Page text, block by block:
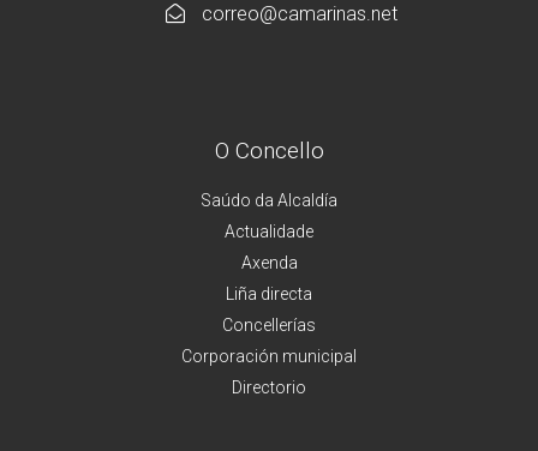
correo@camarinas.net
O Concello
Saúdo da Alcaldía
Actualidade
Axenda
Liña directa
Concellerías
Corporación municipal
Directorio